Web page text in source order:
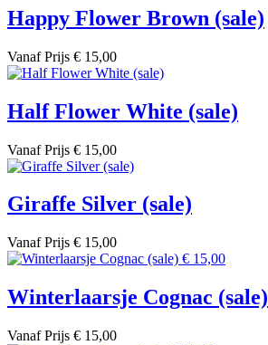
Happy Flower Brown (sale)
VanafPrijs € 15,00
Half Flower White (sale)
VanafPrijs € 15,00
Giraffe Silver (sale)
VanafPrijs € 15,00
Winterlaarsje Cognac (sale)
VanafPrijs € 15,00